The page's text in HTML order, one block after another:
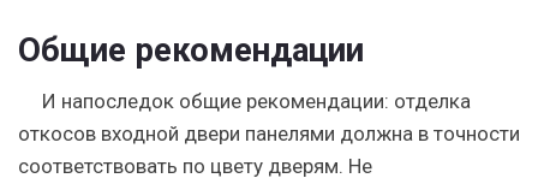
Общие рекомендации
И напоследок общие рекомендации: отделка
откосов входной двери панелями должна в точности
соответствовать по цвету дверям. Не